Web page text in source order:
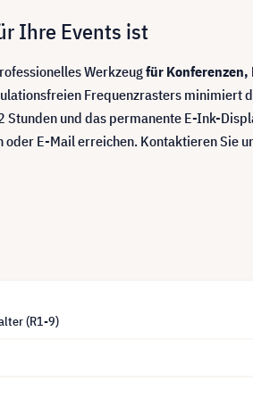
Ihre Events ist
Werkzeugfür
Frequenzrasters minimiert
und das permanente E-Ink-
oder E-Mail erreichen. Kontaktieren Sie
(R1-9)